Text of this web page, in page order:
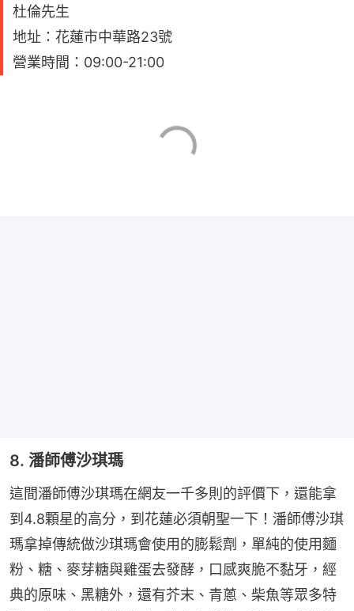
杜倫先生
地址：花蓮市中華路23號
營業時間：09:00-21:00
8. 潘師傅沙琪瑪
這間潘師傅沙琪瑪在網友一千多則的評價下，還能拿
到4.8顆星的高分，到花蓮必須朝聖一下！潘師傅沙琪
瑪拿掉傳統做沙琪瑪會使用的膨鬆劑，單純的使用麵
粉、糖、麥芽糖與雞蛋去發酵，口感爽脆不黏牙，經
典的原味、黑糖外，還有芥末、青蔥、柴魚等眾多特